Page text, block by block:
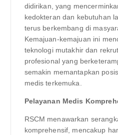
didirikan, yang
kedokteran dan kebutuhan
terus berkembang di
Kemajuan-kemajuan ini
teknologi mutakhir dan
profesional yang
semakin memantapkan
medis terkemuka.
Pelayanan Medis
RSCM menawarkan
komprehensif, mencakup